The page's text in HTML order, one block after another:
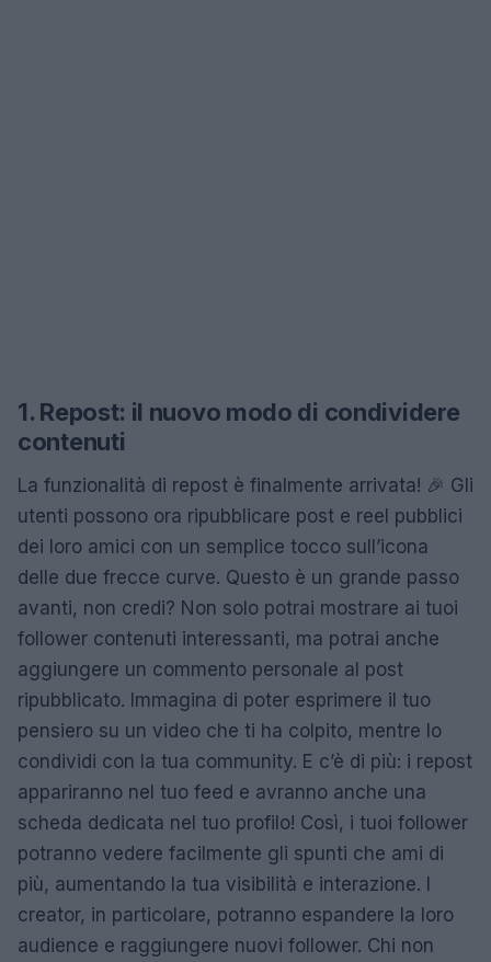
1. Repost: il nuovo modo di condividere
contenuti
La funzionalità di repost è finalmente arrivata! 🎉 Gli
utenti possono ora ripubblicare post e reel pubblici
dei loro amici con un semplice tocco sull’icona
delle due frecce curve. Questo è un grande passo
avanti, non credi? Non solo potrai mostrare ai tuoi
follower contenuti interessanti, ma potrai anche
aggiungere un commento personale al post
ripubblicato. Immagina di poter esprimere il tuo
pensiero su un video che ti ha colpito, mentre lo
condividi con la tua community. E c’è di più: i repost
appariranno nel tuo feed e avranno anche una
scheda dedicata nel tuo profilo! Così, i tuoi follower
potranno vedere facilmente gli spunti che ami di
più, aumentando la tua visibilità e interazione. I
creator, in particolare, potranno espandere la loro
audience e raggiungere nuovi follower. Chi non